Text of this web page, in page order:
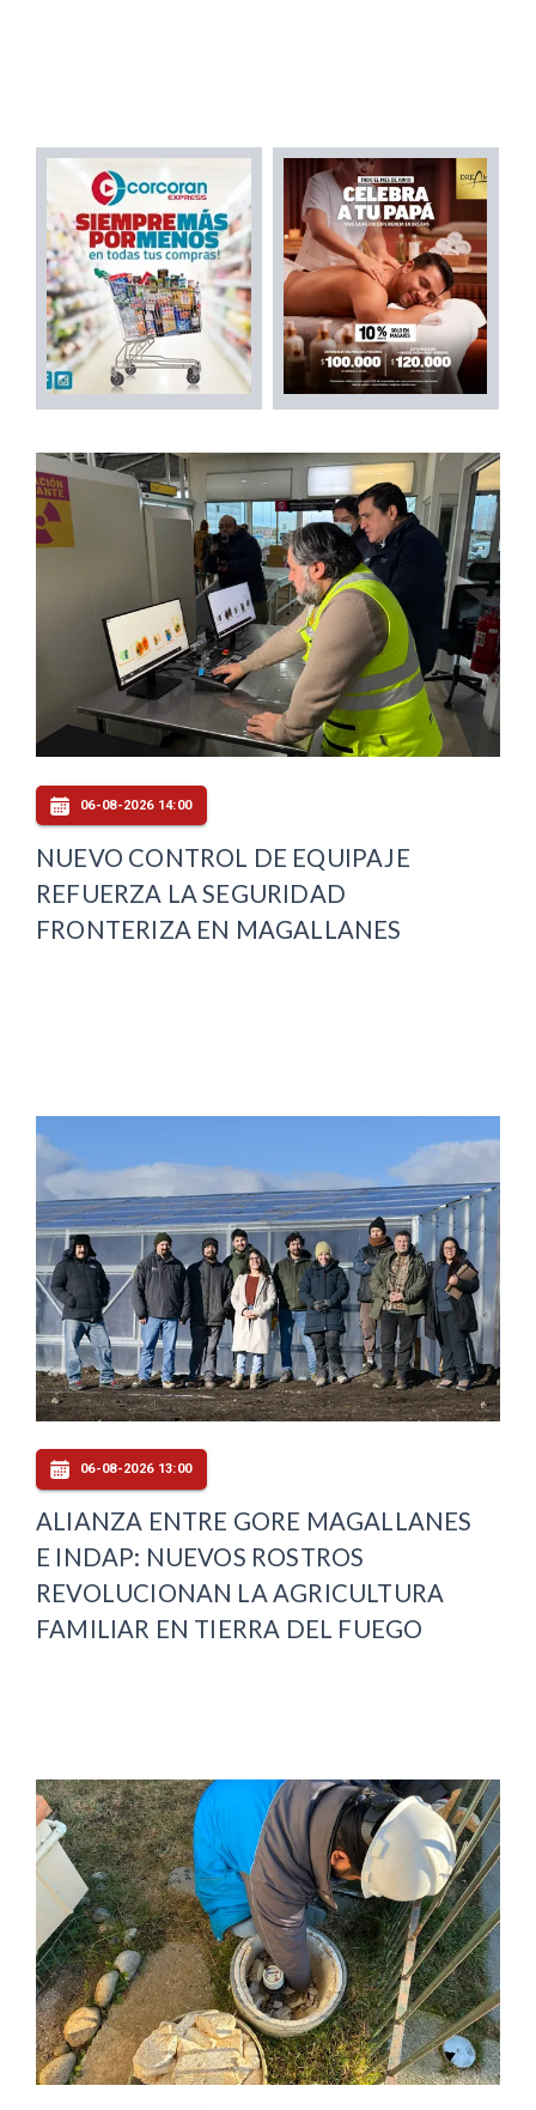
06-08-2026 14:00
NUEVO CONTROL DE EQUIPAJE
REFUERZA LA SEGURIDAD
FRONTERIZA EN MAGALLANES
06-08-2026 13:00
ALIANZA ENTRE GORE MAGALLANES
E INDAP: NUEVOS ROSTROS
REVOLUCIONAN LA AGRICULTURA
FAMILIAR EN TIERRA DEL FUEGO